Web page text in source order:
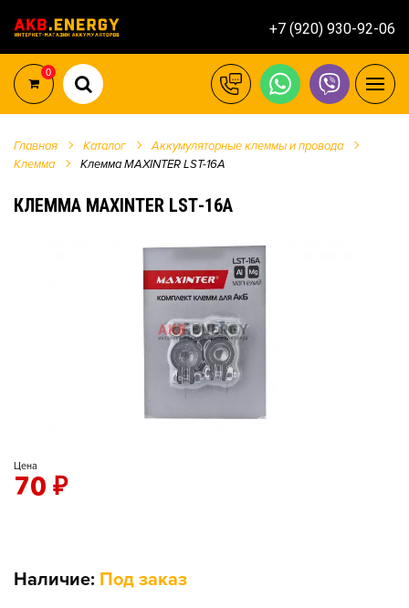
+7 (920) 930-92-06
0
Главная Каталог
Аккумуляторные клеммы и провода
Клемма
Клемма MAXINTER LSТ-16А
КЛЕММА MAXINTER LSТ-16А
Цена
70 ₽
Наличие: Под заказ